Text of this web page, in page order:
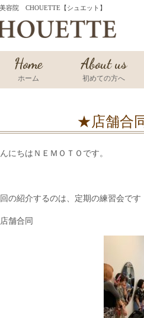
容院 CHOUETTE【シュエット】
Home
ホーム
About us
初めての方へ
★店舗合
にちはＮＥＭＯＴＯです。
の紹介するのは、定期の練習会です
舗合同